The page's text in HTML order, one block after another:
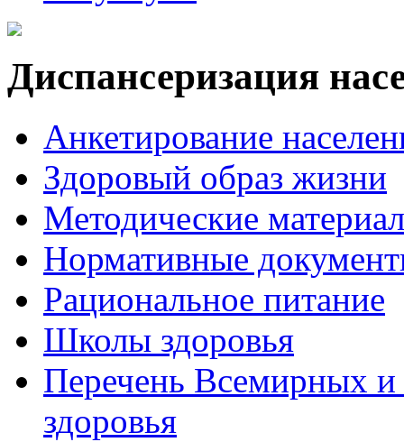
Диспансеризация
Анкетирование
Здоровый образ жизни
Методические
Нормативные
Рациональное питание
Школы здоровья
Перечень Всемирных
здоровья